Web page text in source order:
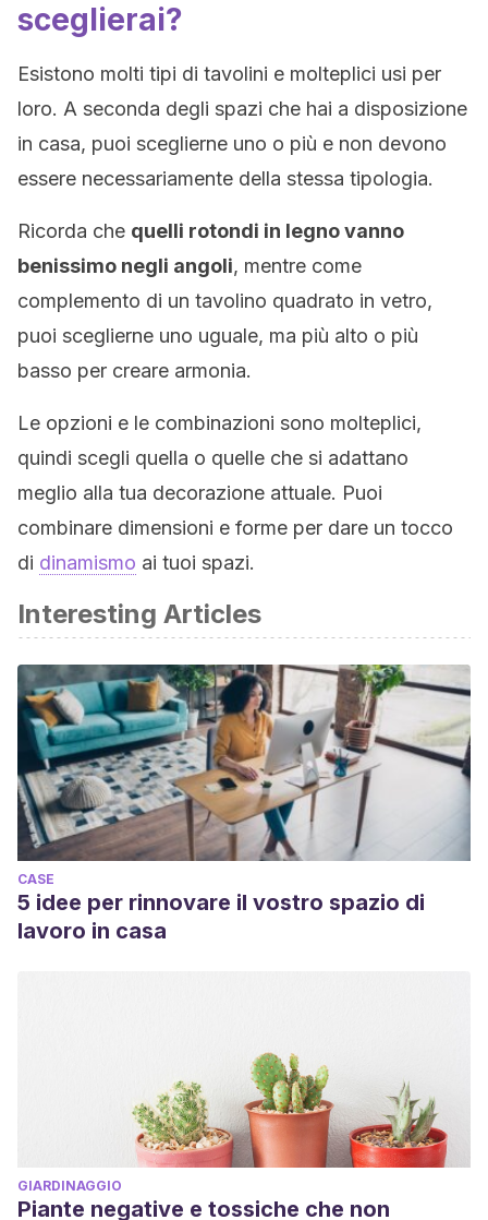
sceglierai?
Esistono molti tipi di tavolini e molteplici usi per
loro. A seconda degli spazi che hai a disposizione
in casa, puoi sceglierne uno o più e non devono
essere necessariamente della stessa tipologia.
Ricorda che quelli rotondi in legno vanno
benissimo negli angoli, mentre come
complemento di un tavolino quadrato in vetro,
puoi sceglierne uno uguale, ma più alto o più
basso per creare armonia.
Le opzioni e le combinazioni sono molteplici,
quindi scegli quella o quelle che si adattano
meglio alla tua decorazione attuale. Puoi
combinare dimensioni e forme per dare un tocco
di dinamismo ai tuoi spazi.
Interesting Articles
CASE
5 idee per rinnovare il vostro spazio di
lavoro in casa
GIARDINAGGIO
Piante negative e tossiche che non